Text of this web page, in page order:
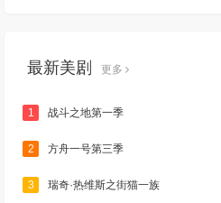
最新美剧 更多
1 战斗之地第一季
2 方舟一号第三季
3 瑞奇·热维斯之街猫一族